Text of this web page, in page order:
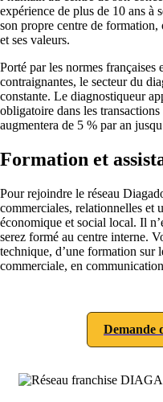
expérience de plus de 10 ans à
son propre centre de
et ses valeurs.
Porté par les normes françaises
contraignantes, le secteur du
constante. Le diagnostiqueur
obligatoire dans les
augmentera de 5 % par an
Formation et
Pour rejoindre le réseau
commerciales, relationnelles et
économique et social local. Il
serez formé au centre interne.
technique, d’une formation sur
commerciale, en
Demande